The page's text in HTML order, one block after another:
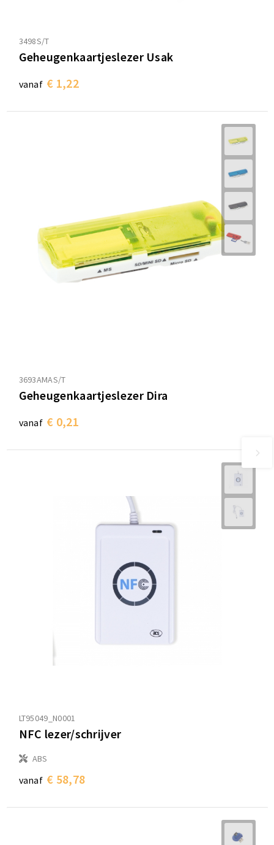
3498S/T
Geheugenkaartjeslezer Usak
vanaf € 1,22
3693AMAS/T
Geheugenkaartjeslezer Dira
vanaf € 0,21
LT95049_N0001
NFC lezer/schrijver
ABS
vanaf € 58,78